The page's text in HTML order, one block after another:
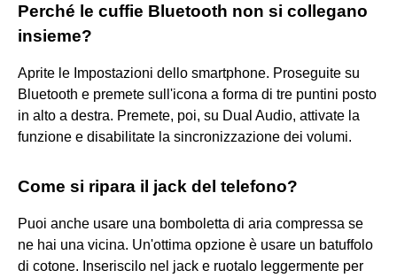
Perché le cuffie Bluetooth non si collegano
insieme?
Aprite le Impostazioni dello smartphone. Proseguite su
Bluetooth e premete sull'icona a forma di tre puntini posto
in alto a destra. Premete, poi, su Dual Audio, attivate la
funzione e disabilitate la sincronizzazione dei volumi.
Come si ripara il jack del telefono?
Puoi anche usare una bomboletta di aria compressa se
ne hai una vicina. Un'ottima opzione è usare un batuffolo
di cotone. Inseriscilo nel jack e ruotalo leggermente per